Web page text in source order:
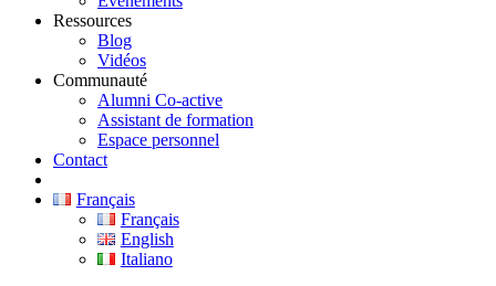
Ressources
Blog
Vidéos
Communauté
Alumni Co-active
Assistant de formation
Espace personnel
Contact
Français
Français
English
Italiano